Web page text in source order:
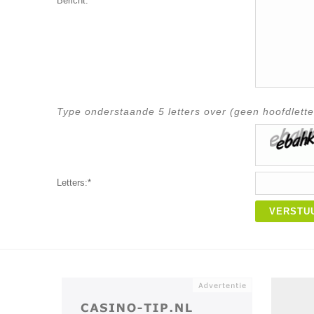
Type onderstaande 5 letters over (geen
Letters:*